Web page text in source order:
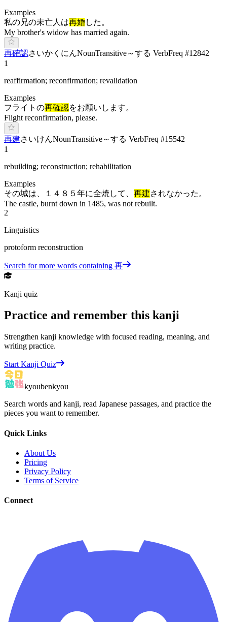
Examples
私の兄の未亡人は再婚した。
My brother's widow has married again.
再確認さ いか くにんNounTransitive～する VerbFreq #12842
1
reaffirmation; reconfirmation; revalidation
Examples
フライトの再確認をお願いします。
Flight reconfirmation, please.
再建さ いけんNounTransitive～する VerbFreq #15542
1
rebuilding; reconstruction; rehabilitation
Examples
その城は、１４８５年に全焼して、 再建されなかった。
The castle, burnt down in 1485, was not rebuilt.
2
Linguistics
protoform reconstruction
Search for more words containing 再
Kanji quiz
Practice and remember this kanji
Strengthen kanji knowledge with focused reading, meaning, and
writing practice.
Start Kanji Quiz
kyoubenkyou
Search words and kanji, read Japanese passages, and practice the
pieces you want to remember.
Quick Links
About Us
Pricing
Privacy Policy
Terms of Service
Connect